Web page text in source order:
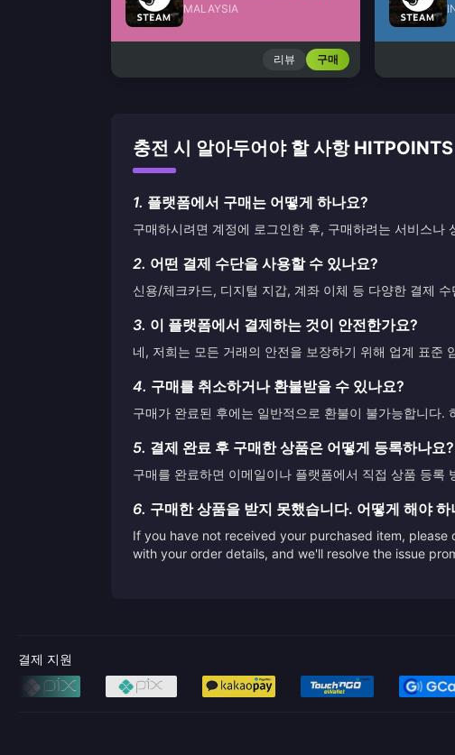
MALAYSIA
리뷰 구매
충전 시 알아두어야 할 사항
1. 플랫폼에서 구매는 어떻게 하나요?
구매하시려면 계정에 로그인한 후, 구매하려는 서비스
2. 어떤 결제 수단을 사용할 수 있나요?
신용/체크카드, 디지털 지갑, 계좌 이체 등 다양한 결제
3. 이 플랫폼에서 결제하는 것이 안전한가요?
네, 저희는 모든 거래의 안전을 보장하기 위해 업계 표준
4. 구매를 취소하거나 환불받을 수 있나요?
구매가 완료된 후에는 일반적으로 환불이 불가능합니다
5. 결제 완료 후 구매한 상품은 어떻게 등록하나요?
구매를 완료하면 이메일이나 플랫폼에서 직접 상품 등
6. 구매한 상품을 받지 못했습니다. 어떻게 해야 하
If you have not received your purchased item,
with your order details, and we'll resolve the issue
결제 지원